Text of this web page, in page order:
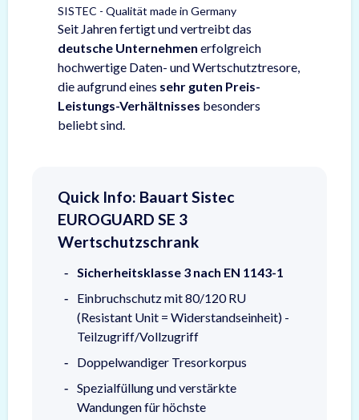
SISTEC - Qualität made in Germany
Seit Jahren fertigt und vertreibt das
deutsche Unternehmen erfolgreich
hochwertige Daten- und Wertschutztresore,
die aufgrund eines sehr guten Preis-
Leistungs-Verhältnisses besonders
beliebt sind.
Quick Info: Bauart Sistec
EUROGUARD SE 3
Wertschutzschrank
Sicherheitsklasse 3 nach EN 1143-1
Einbruchschutz mit 80/120 RU
(Resistant Unit = Widerstandseinheit) -
Teilzugriff/Vollzugriff
Doppelwandiger Tresorkorpus
Spezialfüllung und verstärkte
Wandungen für höchste